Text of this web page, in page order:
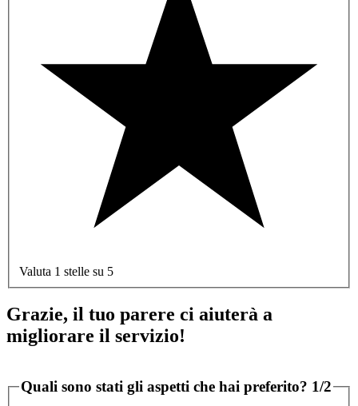
Valuta 1 stelle su 5
Grazie, il tuo parere ci aiuterà a
migliorare il servizio!
Quali sono stati gli aspetti che hai preferito? 1/2